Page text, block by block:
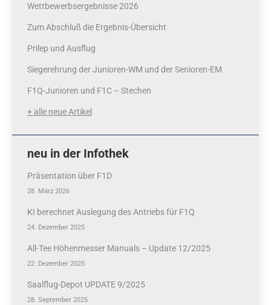
Wettbewerbsergebnisse 2026
Zum Abschluß die Ergebnis-Übersicht
Prilep und Ausflug
Siegerehrung der Junioren-WM und der Senioren-EM
F1Q-Junioren und F1C – Stechen
+ alle neue Artikel
neu in der Infothek
Präsentation über F1D
28. März 2026
KI berechnet Auslegung des Antriebs für F1Q
24. Dezember 2025
All-Tee Höhenmesser Manuals – Update 12/2025
22. Dezember 2025
Saalflug-Depot UPDATE 9/2025
28. September 2025